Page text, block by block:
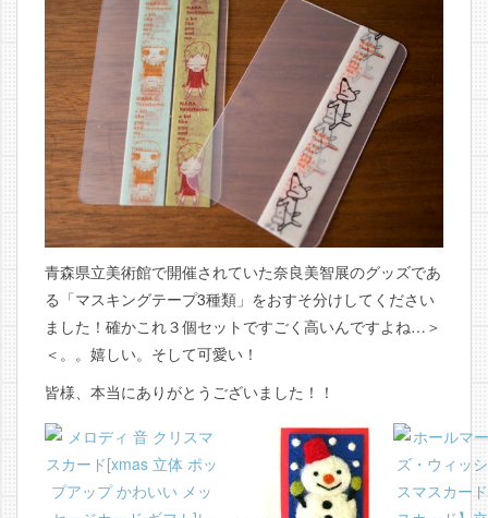
青森県立美術館で開催されていた奈良美智展のグッズであ
る「マスキングテープ3種類」をおすそ分けしてください
ました！確かこれ３個セットですごく高いんですよね…＞
＜。。嬉しい。そして可愛い！
皆様、本当にありがとうございました！！